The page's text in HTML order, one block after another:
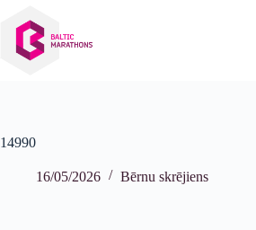
saturu
14990
16/05/2026 Bērnu skrējiens